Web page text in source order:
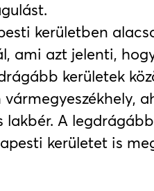
kerületben
ami azt jelenti,
kerületek
lakbér. A
kerületet is